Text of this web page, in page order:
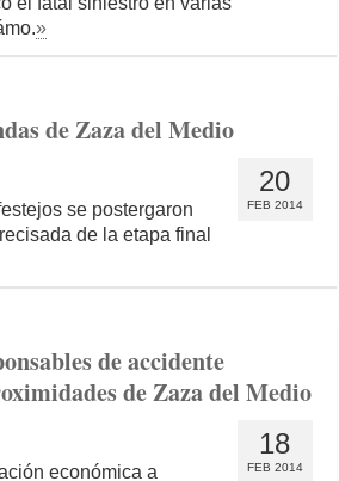
»
de Zaza del Medio
20
FEB 2014
se postergaron
de la etapa final
de accidente
de Zaza del Medio
18
FEB 2014
económica a